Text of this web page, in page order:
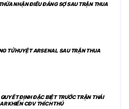
NHẬN ĐIỀU ĐÁNG SỢ SAU TRẬN THUA
TỬ HUYỆT ARSENAL SAU TRẬN THUA
ĐỊNH ĐẶC BIỆT TRƯỚC TRẬN THÁI
KHIẾN CĐV THÍCH THÚ